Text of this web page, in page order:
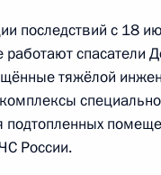
членами
15:45
последствий с 18
работают спасатели
тяжёлой
подтопленных
России.